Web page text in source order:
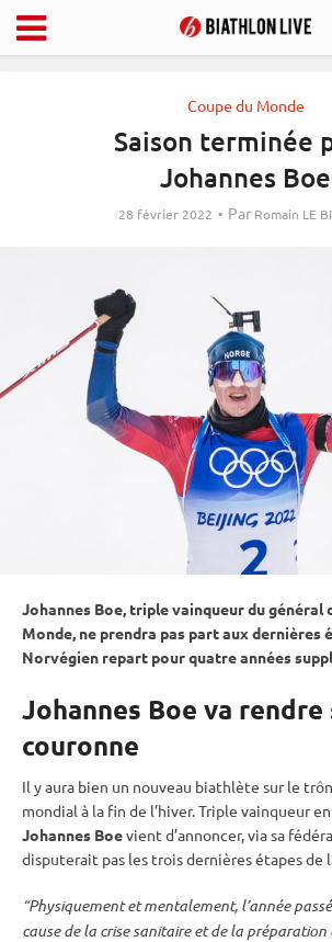
Coupe du Monde
Saison terminée
Johannes Boe
28 février 2022 Par Romain LE
Johannes Boe, triple vainqueur du général
Monde, ne prendra pas part aux dernières
Norvégien repart pour quatre années
Johannes Boe va rendre
couronne
Il y aura bien un nouveau biathlète sur le
mondial à la fin de l’hiver. Triple vainqueur
Johannes Boevient d’annoncer, via sa
disputerait pas les trois dernières étapes de
“Physiquement et mentalement, l’année
cause de la crise sanitaire et de la préparation